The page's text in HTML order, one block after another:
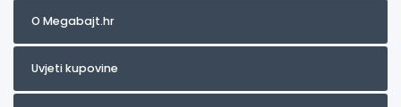
O Megabajt.hr
Uvjeti kupovine